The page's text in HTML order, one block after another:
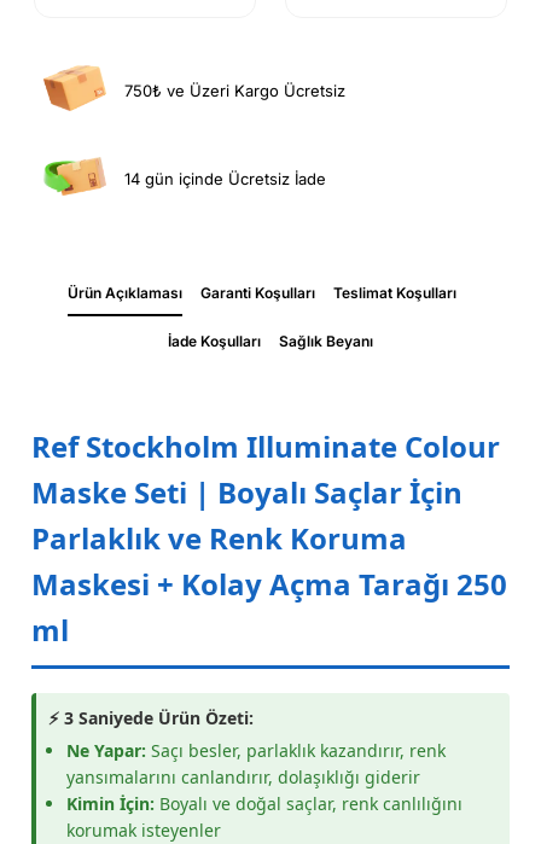
750₺ ve Üzeri Kargo Ücretsiz
14 gün içinde Ücretsiz İade
Ürün Açıklaması Garanti Koşulları Teslimat Koşulları
İade Koşulları Sağlık Beyanı
Ref Stockholm Illuminate Colour
Maske Seti | Boyalı Saçlar İçin
Parlaklık ve Renk Koruma
Maskesi + Kolay Açma Tarağı 250
ml
⚡ 3 Saniyede Ürün Özeti:
Ne Yapar: Saçı besler, parlaklık kazandırır, renk
yansımalarını canlandırır, dolaşıklığı giderir
Kimin İçin: Boyalı ve doğal saçlar, renk canlılığını
korumak isteyenler